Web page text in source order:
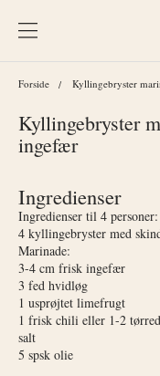
Forside Kyllingebryster
Kyllingebryster
ingefær
Ingredienser
Ingredienser til 4 personer:
4 kyllingebryster med
Marinade:
3-4 cm frisk ingefær
3 fed hvidløg
1 usprøjtet limefrugt
1 frisk chili eller 1-2
salt
5 spsk olie